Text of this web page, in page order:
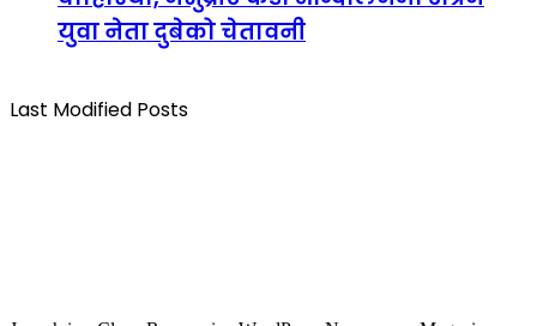
युवा नेता दुबेको चेतावनी
Last Modified Posts